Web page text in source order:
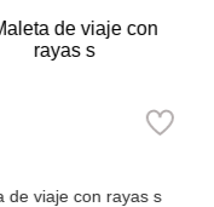
de viaje con rayas s